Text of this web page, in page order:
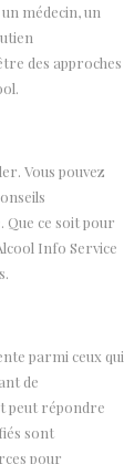
médecin, un
des approches
Vous pouvez
Que ce soit pour
Info Service
parmi ceux qui
de
peut répondre
sont
pour